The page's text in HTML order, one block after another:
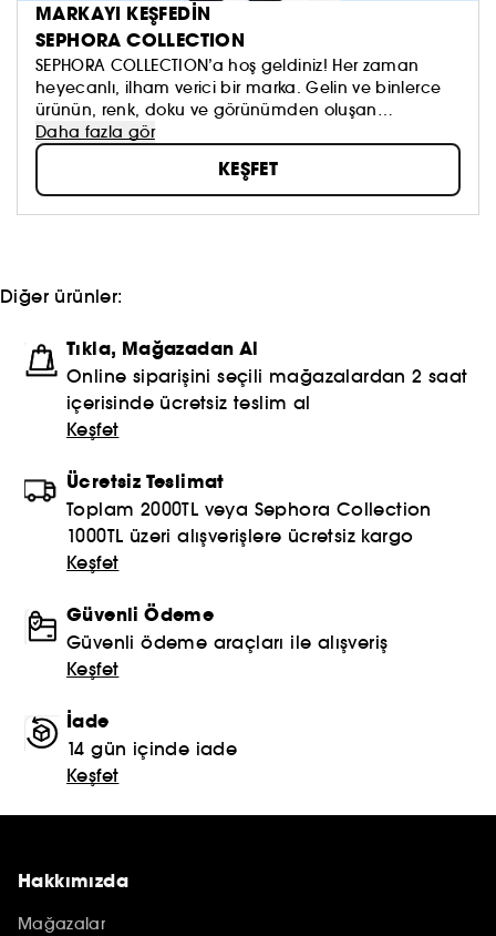
MARKAYI KEŞFEDİN
SEPHORA COLLECTION
SEPHORA COLLECTION’a hoş geldiniz! Her zaman
heyecanlı, ilham verici bir marka. Gelin ve binlerce
ürünün, renk, doku ve görünümden oluşan
koleksiyonumuzu keşfedin. Dilediğinizi sürmeye, kendi
güzellik anlayışınızı oluşturmaya ve hepsinden de
öte, aynada gördüklerinizi sevmeye çekinmeyin!
Topla, oyna ve paylaş #sephoracollection
Daha fazla gör
KEŞFET
Diğer ürünler:
Tıkla, Mağazadan Al
Online siparişini seçili mağazalardan 2 saat
içerisinde ücretsiz teslim al
Keşfet
Ücretsiz Teslimat
Toplam 2000TL veya Sephora Collection
1000TL üzeri alışverişlere ücretsiz kargo
Keşfet
Güvenli Ödeme
Güvenli ödeme araçları ile alışveriş
Keşfet
İade
14 gün içinde iade
Keşfet
Hakkımızda
Mağazalar